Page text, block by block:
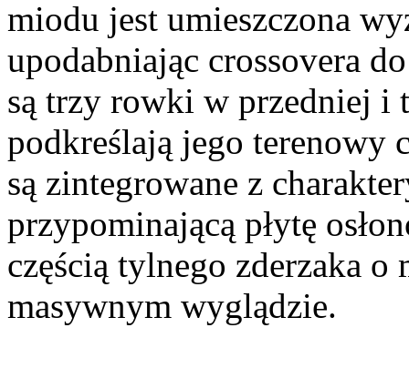
miodu jest umieszczona
upodabniając crossovera
są trzy rowki w przedniej i
podkreślają jego terenowy
są zintegrowane z
przypominającą płytę
częścią tylnego zderzaka
masywnym wyglądzie.